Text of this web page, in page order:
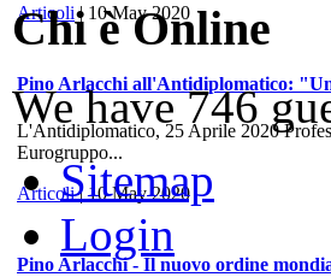
Articoli| 10 May 2020
Pino Arlacchi all'Antidiplomatico:
L'Antidiplomatico, 25 Aprile 2020
Eurogruppo...
Articoli| 10 May 2020
Pino Arlacchi - Il nuovo ordine
Chi è Online
We have 746
Sitemap
Login